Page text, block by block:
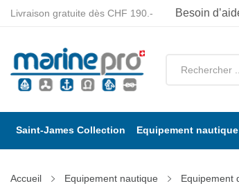
Livraison gratuite dès CHF 190.- Besoin
Saint-James Collection Equipement nautique
Accueil Equipement nautique Equipement